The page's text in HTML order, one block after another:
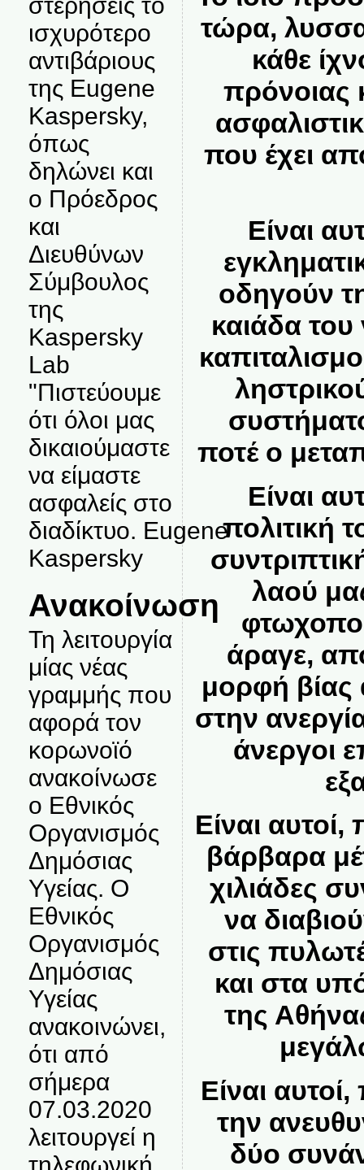
ισχυρότερο
αντιβάριους
της Eugene
Kaspersky,
όπως
δηλώνει και
ο Πρόεδρος
και
Διευθύνων
Σύμβουλος
της
Kaspersky
Lab
"Πιστεύουμε
ότι όλοι μας
δικαιούμαστε
να είμαστε
ασφαλείς στο
διαδίκτυο. Eugene
Kaspersky
Ανακοίνωση
Τη λειτουργία
μίας νέας
γραμμής που
αφορά τον
κορωνοϊό
ανακοίνωσε
ο Εθνικός
Οργανισμός
Δημόσιας
Υγείας. Ο
Εθνικός
Οργανισμός
Δημόσιας
Υγείας
ανακοινώνει,
ότι από
σήμερα
07.03.2020
λειτουργεί η
τώρα,
κάθε
πρόνοιας
που έχει
Είναι
οδηγούν
καιάδα του
ποτέ ο
Είναι
πολιτική
λαού
άραγε,
μορφή βίας
στην
άνεργοι
Είναι
βάρβαρα
χιλιάδες
να
στις
και στα
της
Είναι
την
δύο